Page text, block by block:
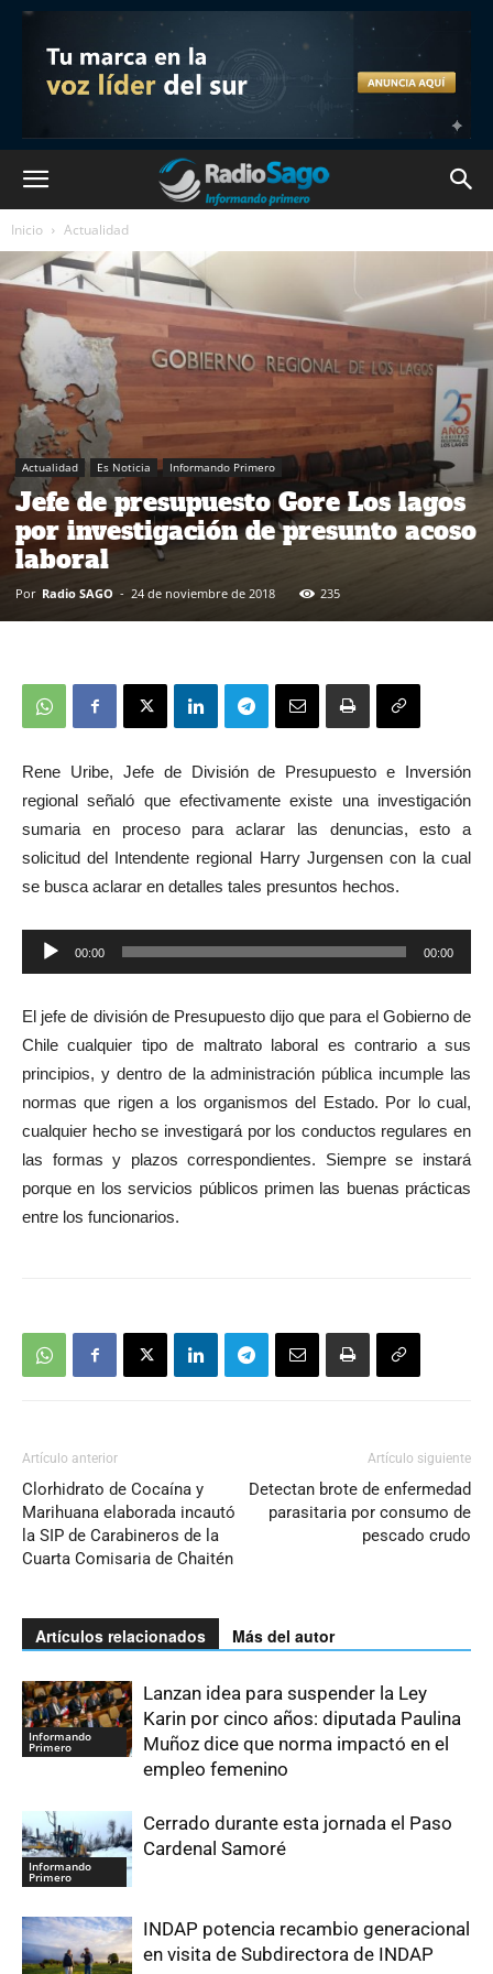
Inicio Actualidad
Actualidad Es Noticia Informando Primero
Jefe de presupuesto Gore Los lagos
por investigación de presunto acoso
laboral
Por Radio SAGO - 24 de noviembre de 2018 235
Rene Uribe, Jefe de División de Presupuesto e Inversión
regional señaló que efectivamente existe una investigación
sumaria en proceso para aclarar las denuncias, esto a
solicitud del Intendente regional Harry Jurgensen con la cual
se busca aclarar en detalles tales presuntos hechos.
Reproductor
audio
00:00 00:00
El jefe de división de Presupuesto dijo que para el Gobierno de
Chile cualquier tipo de maltrato laboral es contrario a sus
principios, y dentro de la administración pública incumple las
normas que rigen a los organismos del Estado. Por lo cual,
cualquier hecho se investigará por los conductos regulares en
las formas y plazos correspondientes. Siempre se instará
porque en los servicios públicos primen las buenas prácticas
entre los funcionarios.
Artículo anterior
Clorhidrato de Cocaína y
Marihuana elaborada incautó
la SIP de Carabineros de la
Cuarta Comisaria de Chaitén
Artículo siguiente
Detectan brote de enfermedad
parasitaria por consumo de
pescado crudo
Artículos relacionados Más del autor
Informando
Primero
Lanzan idea para suspender la Ley
Karin por cinco años: diputada Paulina
Muñoz dice que norma impactó en el
empleo femenino
Informando
Primero
Cerrado durante esta jornada el Paso
Cardenal Samoré
INDAP potencia recambio generacional
en visita de Subdirectora de INDAP